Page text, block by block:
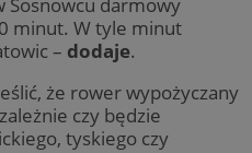
Sosnowcu darmowy
minut. W tyle minut
– dodaje.
że rower wypożyczany
czy będzie
tyskiego czy